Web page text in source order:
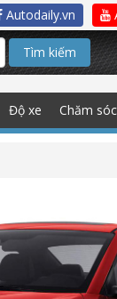
Autodaily.vn
Tìm kiếm
Độ xe Chăm